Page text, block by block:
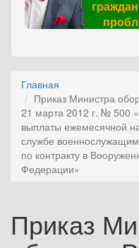
Главная
Приказ Министра
21 марта 2012 г. № 500
выплаты ежемесячной
службе
по контракту в
Федерации»
Приказ